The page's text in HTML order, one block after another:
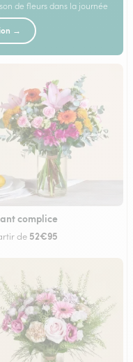
de fleurs dans la journée
→
complice
de 52€95